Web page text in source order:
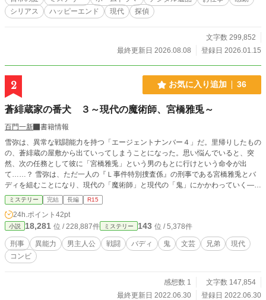
シリアス
ハッピーエンド 現代 探偵
文字数 299,852
最終更新日 2026.08.08
登録日 2026.01.15
2 お気に入り追加 36
蒼緋蔵家の番犬 ３～現代の魔術師、宮橋雅兎～
百門一新
書籍情報
雪弥は、異常な戦闘能力を持つ「エージェントナンバー４」だ。里帰りしたもの
の、蒼緋蔵の屋敷から出ていってしまうことになった。思い悩んでいると、突
然、次の任務として彼に「宮橋雅兎」という男のもとに行けという命令が出
て……？ 雪弥は、ただ一人の『Ｌ事件特別捜査係』の刑事である宮橋雅兎とバ
ディを組むことになり、現代の「魔術師」と現代の「鬼」にかかわっていく―
―。 ※「小説家になろう」「ノベマ！」「カクヨム」にも掲載しています。
ミステリー 完結 長編 R15
24h.ポイント 42pt
小説 18,281 位 / 228,887件 ミステリー 143 位 / 5,378件
刑事 異能力 男主人公 戦闘 バディ 鬼 文芸 兄弟
現代
コンビ
感想数 1
文字数 147,854
最終更新日 2022.06.30
登録日 2022.06.30